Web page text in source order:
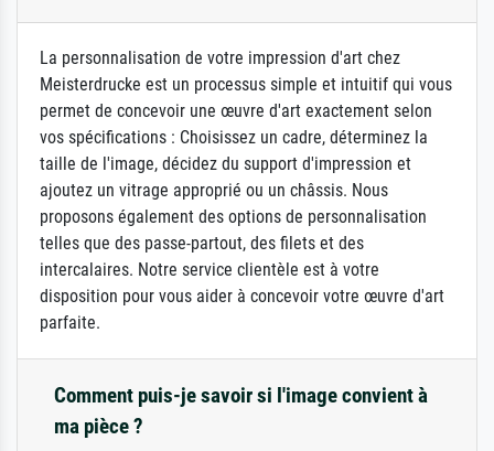
La personnalisation de votre impression d'art chez
Meisterdrucke est un processus simple et intuitif qui vous
permet de concevoir une œuvre d'art exactement selon
vos spécifications : Choisissez un cadre, déterminez la
taille de l'image, décidez du support d'impression et
ajoutez un vitrage approprié ou un châssis. Nous
proposons également des options de personnalisation
telles que des passe-partout, des filets et des
intercalaires. Notre service clientèle est à votre
disposition pour vous aider à concevoir votre œuvre d'art
parfaite.
Comment puis-je savoir si l'image convient à
ma pièce ?